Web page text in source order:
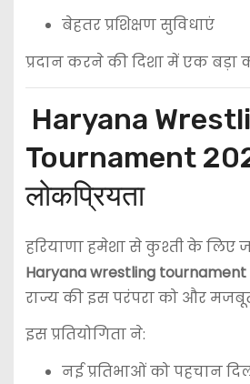
बेहतर प्रशिक्षण सुविधाएं
प्रदान करने की दिशा में एक बड़ा
Haryana
Tournament
लोकप्रियता
हरियाणा हमेशा से कुश्ती के लिए
Haryana wrestling tournament
राज्य की इस परंपरा को और
इस प्रतियोगिता ने:
नई प्रतिभाओं को पहचान